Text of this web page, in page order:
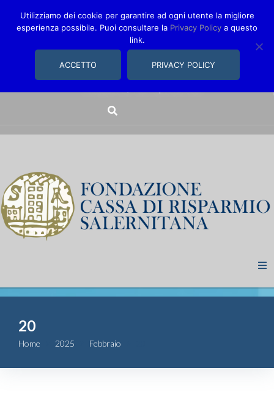
comunica@fondazionecarisal.it089 230611
Fondazione
Attività
Contributi
20
Home 2025 Febbraio
Utilizziamo dei cookie per garantire ad ogni utente la migliore
esperienza possibile. Puoi consultare la Privacy Policy a questo
link.
ACCETTO PRIVACY POLICY